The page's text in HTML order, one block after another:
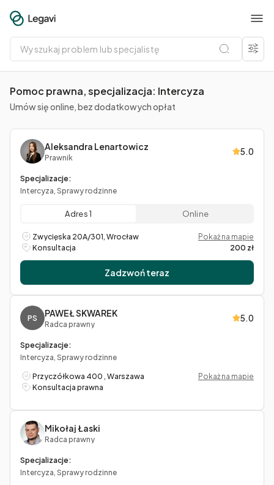
Wyszukaj
problem
lub
specjalistę
Pomoc prawna, specjalizacja: Intercyza
Umów się online, bez dodatkowych opłat
Aleksandra Lenartowicz
Prawnik
5.0
Specjalizacje:
Intercyza, Sprawy rodzinne
Adres 1 Online
Zwycięska 20A/301, Wrocław
Pokaż na mapie
Konsultacja
200 zł
Zadzwoń teraz
PS PAWEŁ SKWAREK
Radca prawny
5.0
Specjalizacje:
Intercyza, Sprawy rodzinne
Przyczółkowa 400 , Warszawa
Pokaż na mapie
Konsultacja prawna
Mikołaj Łaski
Radca prawny
Specjalizacje:
Intercyza, Sprawy rodzinne